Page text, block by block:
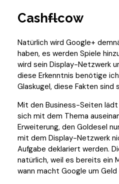
Cashflcow
Natürlich wird Google+
haben, es werden Spiele
wird sein Display-Netzwerk
diese Erkenntnis benötige
Glaskugel, diese Fakten sind
Mit den Business-Seiten lädt
sich mit dem Thema
Erweiterung, den Goldesel
mit dem Display-Netzwerk
Aufgabe deklariert werden.
natürlich, weil es bereits ein
wann macht Google um